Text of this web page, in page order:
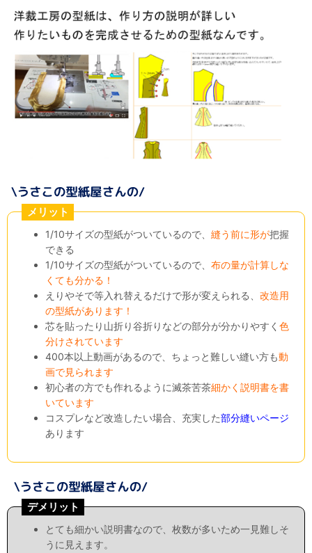
メリット
1/10サイズの型紙がついているので、縫う前に形が把握
できる
1/10サイズの型紙がついているので、布の量が計算しな
くても分かる！
えりやそで等入れ替えるだけで形が変えられる、改造用
の型紙があります！
芯を貼ったり山折り谷折りなどの部分が分かりやすく色
分けされています
400本以上動画があるので、ちょっと難しい縫い方も動
画で見られます
初心者の方でも作れるように滅茶苦茶細かく説明書を書
いています
コスプレなど改造したい場合、充実した部分縫いページ
あります
デメリット
とても細かい説明書なので、枚数が多いため一見難しそ
うに見えます。